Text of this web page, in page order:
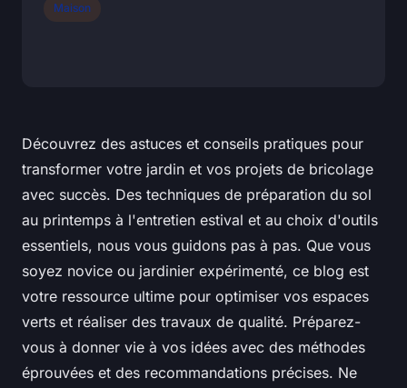
Découvrez des astuces et conseils pratiques pour
transformer votre jardin et vos projets de bricolage
avec succès. Des techniques de préparation du sol
au printemps à l'entretien estival et au choix d'outils
essentiels, nous vous guidons pas à pas. Que vous
soyez novice ou jardinier expérimenté, ce blog est
votre ressource ultime pour optimiser vos espaces
verts et réaliser des travaux de qualité. Préparez-
vous à donner vie à vos idées avec des méthodes
éprouvées et des recommandations précises. Ne
Maison